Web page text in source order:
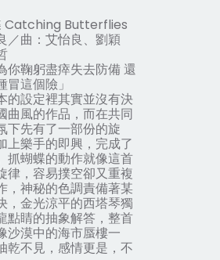
Catching Butterflies
／曲：艾怡良、劉穎
你鞠躬盡瘁失去防備 還
冒這個險」
設定裡其實並沒有決
曲風的作品，而在共同
下先有了一部份的旋
上樂手的即興，完成了
抓蝴蝶的動作就像這首
律，容易撲空卻又重複
，神秘的色調責備著某
，金光涼平的西塔琴獨
點睛的抽象解答，整首
沙漠中的海市蜃樓一
乾不見，感情更是，不